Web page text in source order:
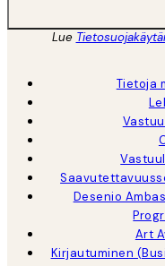
Lue
Tietoja
Desenio
Art
Kirjautuminen